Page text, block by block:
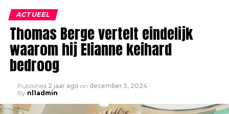
ACTUEEL
Thomas Berge vertelt eindelijk
waarom hij Elianne keihard
bedroog
Published 2 jaar ago on december 5, 2024
By nl1admin